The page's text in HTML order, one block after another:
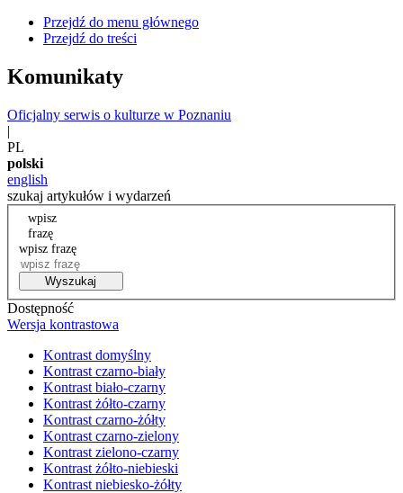
Przejdź do menu głównego
Przejdź do treści
Komunikaty
Oficjalny serwis o kulturze w Poznaniu
|
PL
polski
english
szukaj artykułów i wydarzeń
wpisz
frazę
wpisz frazę
Wyszukaj
Dostępność
Wersja kontrastowa
Kontrast domyślny
Kontrast czarno-biały
Kontrast biało-czarny
Kontrast żółto-czarny
Kontrast czarno-żółty
Kontrast czarno-zielony
Kontrast zielono-czarny
Kontrast żółto-niebieski
Kontrast niebiesko-żółty